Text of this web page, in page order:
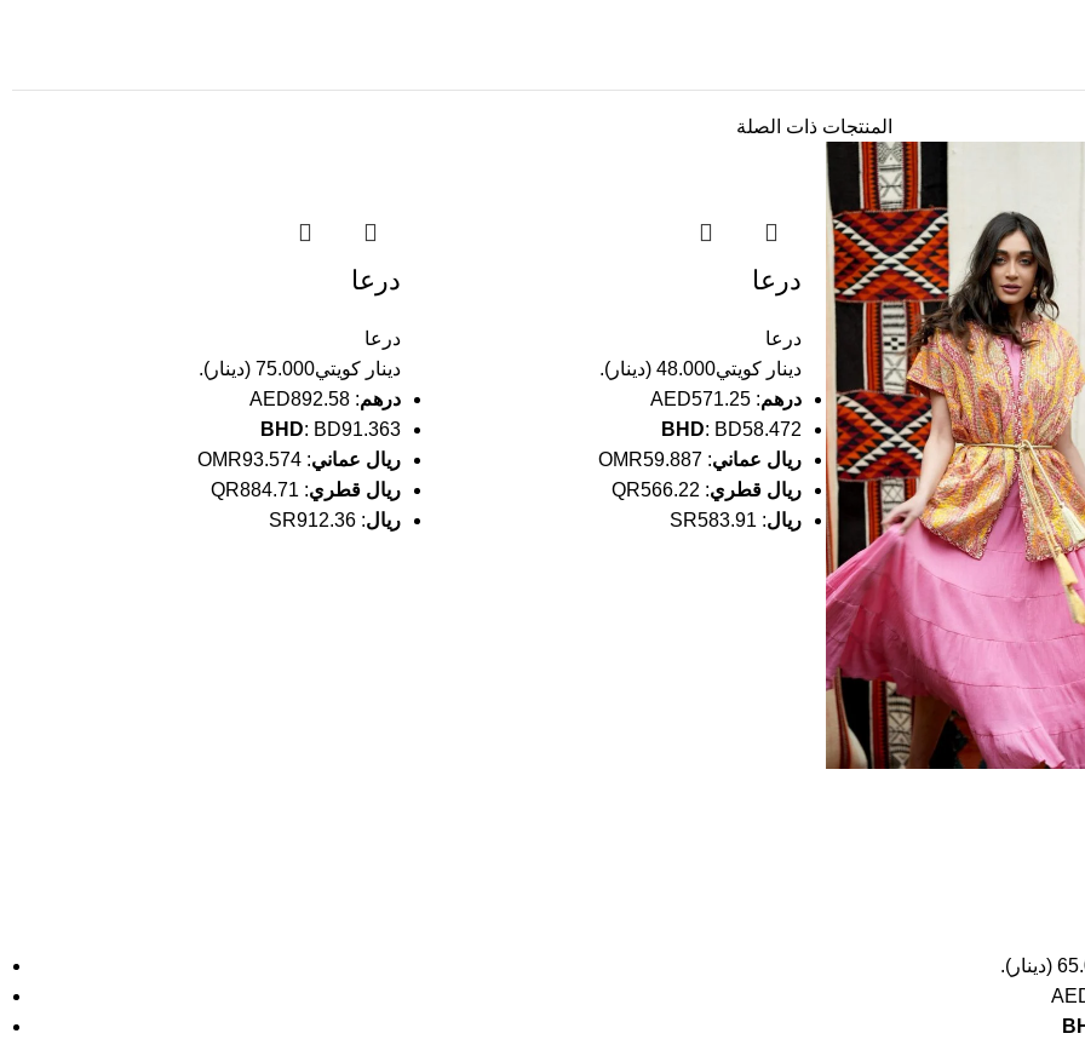
المنتجات ذات الصلة
(دينار ).
درعا
درعا
دينار كويتي48.000
(دينار ).
درهم:
AED571.25
BHD: BD58.472
ريال عماني:
OMR59.887
ريال قطري:
QR566.22
ريال:
SR583.91
درعا
درعا
دينار كويتي75.000
(دينار ).
درهم:
AED892.58
BHD: BD91.363
ريال عماني:
OMR93.574
ريال قطري:
QR884.71
ريال:
SR912.36